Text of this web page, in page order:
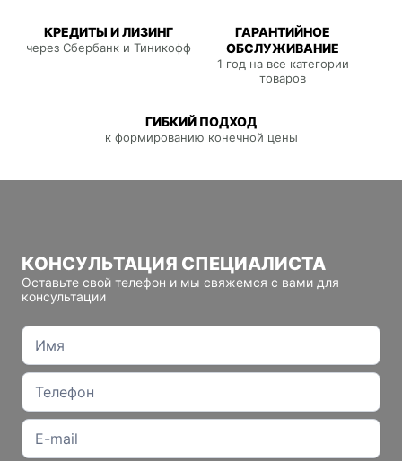
КРЕДИТЫ И ЛИЗИНГ
через Сбербанк и Тиникофф
ГАРАНТИЙНОЕ
ОБСЛУЖИВАНИЕ
1 год на все категории
товаров
ГИБКИЙ ПОДХОД
к формированию конечной цены
КОНСУЛЬТАЦИЯ СПЕЦИАЛИСТА
Оставьте свой телефон и мы свяжемся с вами для
консультации